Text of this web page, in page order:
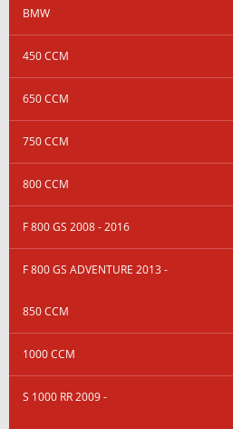
BMW
450 CCM
650 CCM
750 CCM
800 CCM
F 800 GS 2008 - 2016
F 800 GS ADVENTURE 2013 -
850 CCM
1000 CCM
S 1000 RR 2009 -